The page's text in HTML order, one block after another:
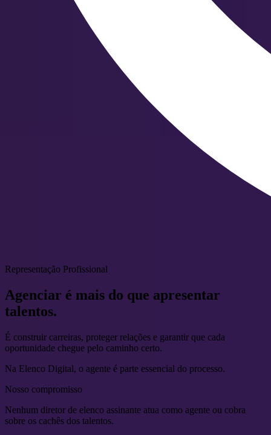
Representação Profissional
Agenciar é mais do que apresentar
talentos.
É construir carreiras, proteger relações e garantir que cada
oportunidade chegue pelo caminho certo.
Na Elenco Digital, o agente é parte essencial do processo.
Nosso compromisso
Nenhum diretor de elenco assinante atua como agente ou cobra
sobre os cachês dos talentos.